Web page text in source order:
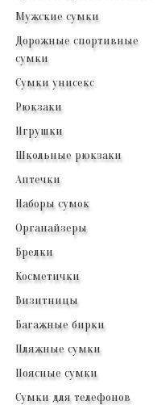
Мужские сумки
Дорожные спортивные
сумки
Сумки унисекс
Рюкзаки
Игрушки
Школьные рюкзаки
Аптечки
Наборы сумок
Органайзеры
Брелки
Косметички
Визитницы
Багажные бирки
Пляжные сумки
Поясные сумки
Сумки для телефонов